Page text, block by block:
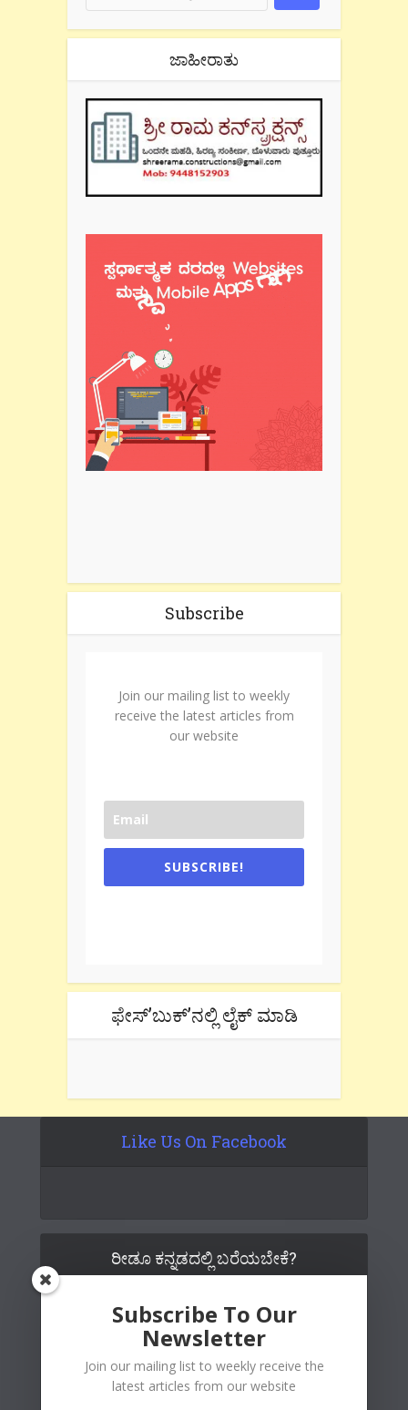
ಜಾಹೀರಾತು
Subscribe
Join our mailing list to weekly
receive the latest articles from
our website
SUBSCRIBE!
ಫೇಸ್’ಬುಕ್’ನಲ್ಲಿ ಲೈಕ್ ಮಾಡಿ
Like Us On Facebook
ರೀಡೂ ಕನ್ನಡದಲ್ಲಿ ಬರೆಯಬೇಕೆ?
Subscribe To Our
Newsletter
Join our mailing list to weekly receive the
latest articles from our website